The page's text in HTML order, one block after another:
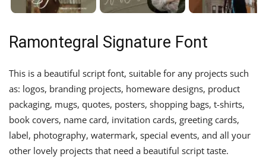
Ramontegral Signature Font
This is a beautiful script font, suitable for any projects such
as: logos, branding projects, homeware designs, product
packaging, mugs, quotes, posters, shopping bags, t-shirts,
book covers, name card, invitation cards, greeting cards,
label, photography, watermark, special events, and all your
other lovely projects that need a beautiful script taste.